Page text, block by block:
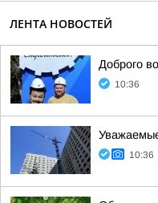
ЛЕНТА НОВОСТЕЙ
Доброго
10:36
10:36